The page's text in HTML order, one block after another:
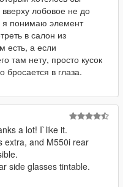
лобовое не до
я понимаю элемент
в салон из
есть, а если
там нету, просто кусок
бросается в глаза.
a lot! I`like it.
extra, and M550i rear
side glasses tintable.